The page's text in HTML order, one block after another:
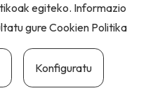
egiteko. Informazio
gureCookien Politika
Konfiguratu